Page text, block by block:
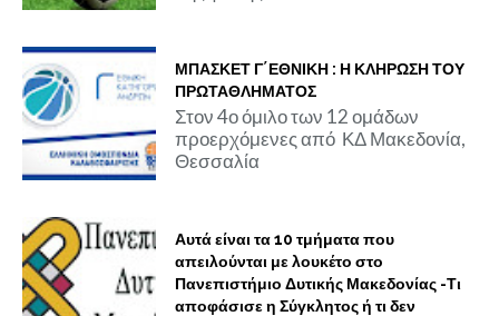
ΜΠΑΣΚΕΤ Γ΄ΕΘΝΙΚΗ : Η ΚΛΗΡΩΣΗ ΤΟΥ
ΠΡΩΤΑΘΛΗΜΑΤΟΣ
Στον 4ο όμιλο των 12 ομάδων
προερχόμενες από ΚΔ Μακεδονία,
Θεσσαλία
Αυτά είναι τα 10 τμήματα που
απειλούνται με λουκέτο στο
Πανεπιστήμιο Δυτικής Μακεδονίας -Τι
αποφάσισε η Σύγκλητος ή τι δεν